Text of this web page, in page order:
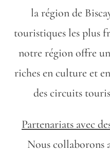
la région de
touristiques les plus
notre région offre
riches en culture et
des circuits
Partenariats avec
Nous collaborons